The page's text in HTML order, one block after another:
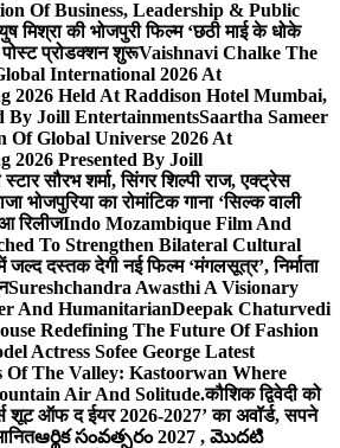
Of Business, Leadership & Public
मिश्रा की भोजपुरी फिल्म ‘छठी माई के धोके
पोस्ट प्रोडक्शन शुरूVaishnavi Chalke The
International 2026 At
2026 Held At Raddison Hotel Mumbai,
By Joill EntertainmentsSaartha Sameer
Of Global Universe 2026 At
2026 Presented By Joill
सौरभ शर्मा, सिंगर शिल्पी राज, एक्ट्रेस
भोजपुरिया का रोमांटिक गाना ‘सिल्क वाली
रिलीजIndo Mozambique Film And
To Strengthen Bilateral Cultural
जल्द दस्तक देगी नई फिल्म ‘मंगलसूत्र’, निर्माता
Sureshchandra Awasthi A Visionary
And HumanitarianDeepak Chaturvedi
Redefining The Future Of Fashion
Actress Sofee George Latest
Of The Valley: Kastoorwan Where
Air And Solitude.कौशिक द्विवेदी को
शूट ऑफ द ईयर 2026-2027’ का अवॉर्ड, सपने
ఆర్థిక సంవత్సరం 2027 , మొదటి